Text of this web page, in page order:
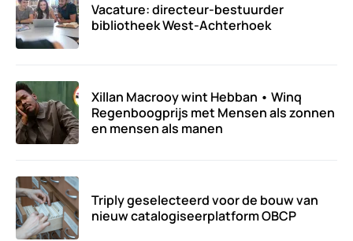
Vacature: directeur-bestuurder
bibliotheek West-Achterhoek
Xillan Macrooy wint Hebban • Winq
Regenboogprijs met Mensen als zonnen
en mensen als manen
Triply geselecteerd voor de bouw van
nieuw catalogiseerplatform OBCP